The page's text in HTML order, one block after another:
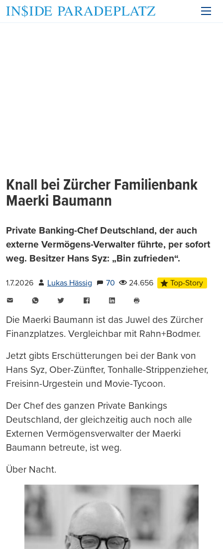
Knall bei Zürcher Familienbank
Maerki Baumann
Private Banking-Chef Deutschland, der auch
externe Vermögens-Verwalter führte, per sofort
weg. Besitzer Hans Syz: „Bin zufrieden“.
1.7.2026 Lukas Hässig 70 24.656
Top-Story
WhatsAppTwitter FacebookLinkedIn
drucken
Die Maerki Baumann ist das Juwel des Zürcher
Finanzplatzes. Vergleichbar mit Rahn+Bodmer.
Jetzt gibts Erschütterungen bei der Bank von
Hans Syz, Ober-Zünfter, Tonhalle-Strippenzieher,
Freisinn-Urgestein und Movie-Tycoon.
Der Chef des ganzen Private Bankings
Deutschland, der gleichzeitig auch noch alle
Externen Vermögensverwalter der Maerki
Baumann betreute, ist weg.
Über Nacht.